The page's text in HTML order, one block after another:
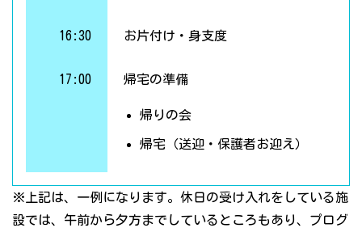
16:30 お片付け・身支度
17:00 帰宅の準備
帰りの会
帰宅（送迎・保護者お迎え）
※上記は、一例になります。休日の受け入れをしている施
設では、午前から夕方までしているところもあり、プログ